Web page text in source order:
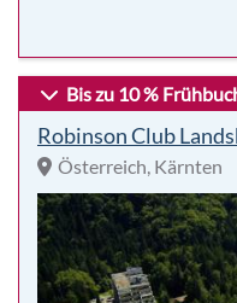
Bis zu 10 %
Robinson Club
Österreich, Kärnten